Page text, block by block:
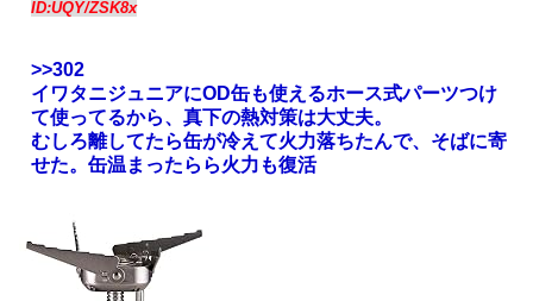
ID:UQY/ZSK8x
>>302
イワタニジュニアにOD缶も使えるホース式パーツつけ
て使ってるから、真下の熱対策は大丈夫。
むしろ離してたら缶が冷えて火力落ちたんで、そばに寄
せた。缶温まったらら火力も復活